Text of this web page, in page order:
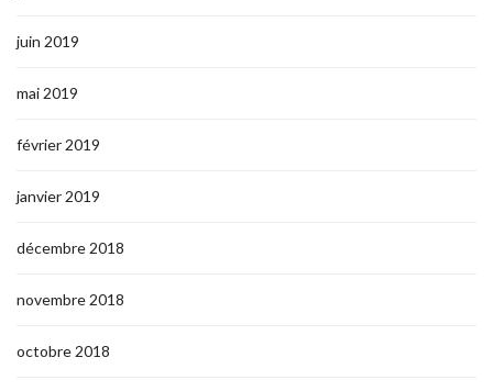
juin 2019
mai 2019
février 2019
janvier 2019
décembre 2018
novembre 2018
octobre 2018